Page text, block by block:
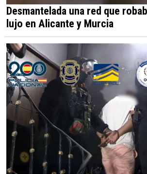
Desmantelada una red que
lujo en Alicante y Murcia